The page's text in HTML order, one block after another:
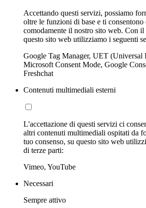
Accettando questi servizi, possiamo
oltre le funzioni di base e ti
comodamente il nostro sito web. Con il
questo sito web utilizziamo i seguenti
Google Tag Manager, UET (Universal
Microsoft Consent Mode, Google
Freshchat
Contenuti multimediali esterni
L'accettazione di questi servizi ci
altri contenuti multimediali ospitati da
tuo consenso, su questo sito web
di terze parti:
Vimeo, YouTube
Necessari
Sempre attivo